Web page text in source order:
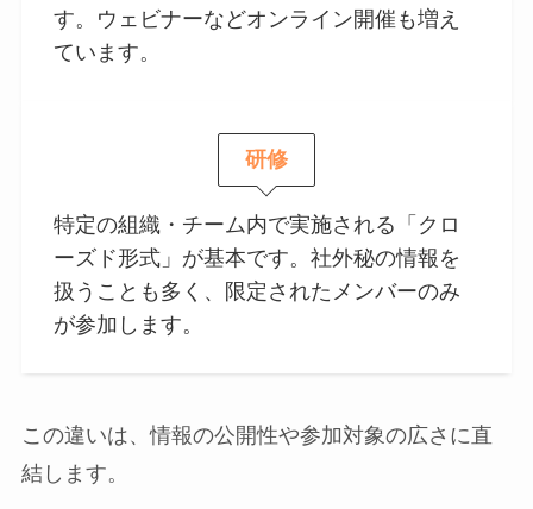
す。ウェビナーなどオンライン開催も増え
ています。
研修
特定の組織・チーム内で実施される「クロ
ーズド形式」が基本です。社外秘の情報を
扱うことも多く、限定されたメンバーのみ
が参加します。
この違いは、情報の公開性や参加対象の広さに直
結します。